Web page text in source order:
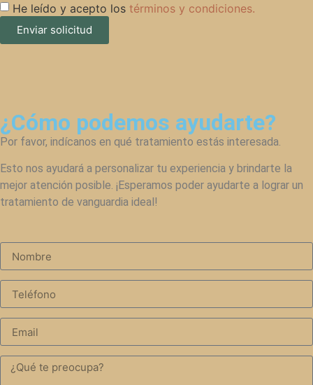
He leído y acepto los términos y condiciones.
Enviar solicitud
¿Cómo podemos ayudarte?
Por favor, indícanos en qué tratamiento estás interesada.
Esto nos ayudará a personalizar tu experiencia y brindarte la
mejor atención posible. ¡Esperamos poder ayudarte a lograr un
tratamiento de vanguardia ideal!